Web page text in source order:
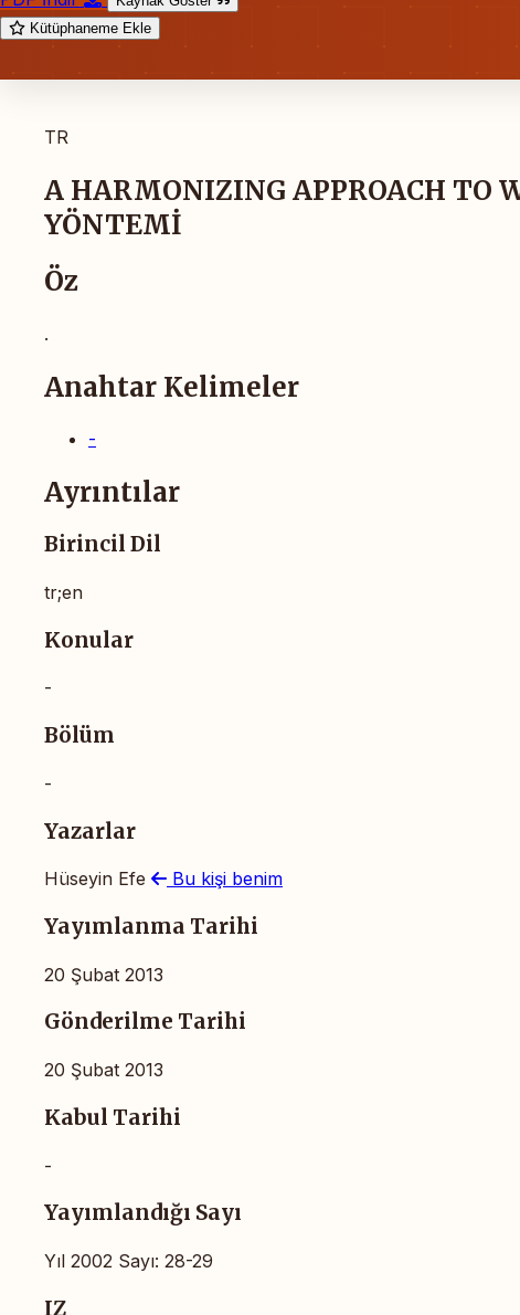
Kütüphaneme Ekle
TR
A HARMONIZING APPROACH
YÖNTEMİ
Öz
.
Anahtar Kelimeler
-
Ayrıntılar
Birincil Dil
tr;en
Konular
-
Bölüm
-
Yazarlar
Hüseyin Efe Bu kişi benim
Yayımlanma Tarihi
20 Şubat 2013
Gönderilme Tarihi
20 Şubat 2013
Kabul Tarihi
-
Yayımlandığı Sayı
Yıl 2002 Sayı: 28-29
IZ